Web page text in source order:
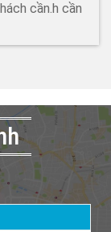
cần.h cần